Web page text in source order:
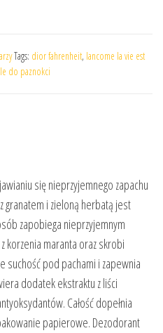
Tags: dior fahrenheit, lancome la vie est
do paznokci
się nieprzyjemnego zapachu
granatem i zieloną herbatą jest
zapobiega nieprzyjemnym
korzenia maranta oraz skrobi
suchość pod pachami i zapewnia
dodatek ekstraktu z liści
Całość dopełnia
papierowe. Dezodorant